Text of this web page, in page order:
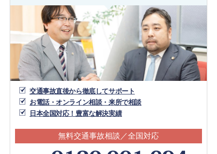
交通事故直後から徹底してサポート
お電話・オンライン相談・来所で相談
日本全国対応！豊富な解決実績
無料交通事故相談／全国対応